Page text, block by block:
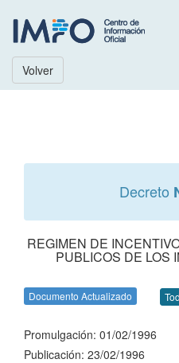
Volver
Decreto
REGIMEN DE
PUBLICOS DE LOS
Documento Actualizado
Promulgación: 01/02/1996
Publicación: 23/02/1996